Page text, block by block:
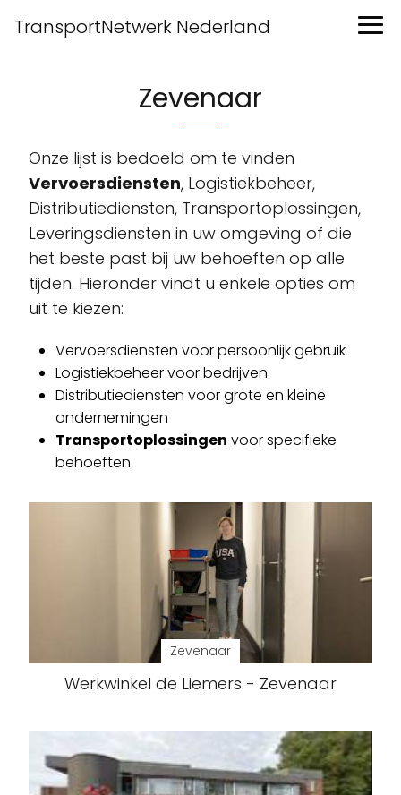
TransportNetwerk Nederland
Zevenaar
Onze lijst is bedoeld om te vinden
Vervoersdiensten, Logistiekbeheer,
Distributiediensten, Transportoplossingen,
Leveringsdiensten in uw omgeving of die
het beste past bij uw behoeften op alle
tijden. Hieronder vindt u enkele opties om
uit te kiezen:
Vervoersdiensten voor persoonlijk gebruik
Logistiekbeheer voor bedrijven
Distributiediensten voor grote en kleine
ondernemingen
Transportoplossingen voor specifieke
behoeften
Zevenaar
Werkwinkel de Liemers - Zevenaar